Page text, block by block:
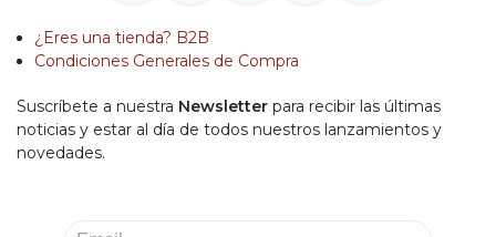
¿Eres una tienda? B2B
Condiciones Generales de Compra
Suscríbete a nuestra Newsletter para recibir las últimas
noticias y estar al día de todos nuestros lanzamientos y
novedades.